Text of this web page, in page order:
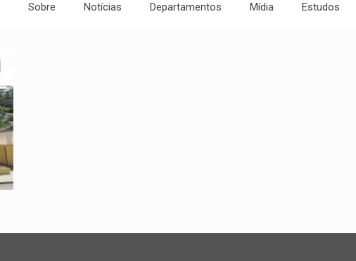
Sobre Notícias Departamentos Mídia Estudos